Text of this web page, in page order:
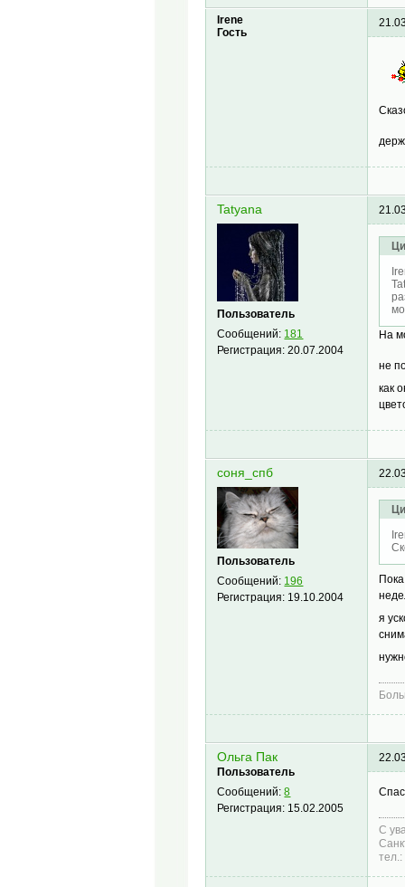
Irene
Гость
Tatyana
Пользователь
Сообщений: 181
Регистрация:20.07.2004
На
не
как
соня_спб
Пользователь
Сообщений: 196
Регистрация: 19.10.2004
я
Ольга Пак
Пользователь
Сообщений:8
Регистрация: 15.02.2005
С